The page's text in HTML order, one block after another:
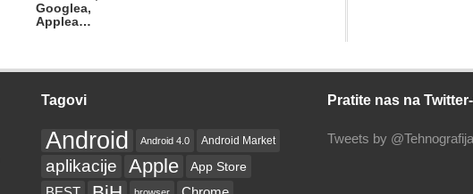
Googlea,
Applea…
Tagovi
Android Android 4.0 Android Market
aplikacije Apple App Store
Pratite nas na
Tweets by @Tehnografija